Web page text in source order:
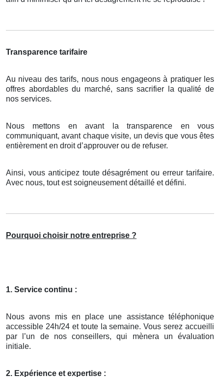
Transparence tarifaire
Au niveau des tarifs, nous nous engageons à pratiquer les
offres abordables du marché, sans sacrifier la qualité de
nos services.
Nous mettons en avant la transparence en vous
communiquant, avant chaque visite, un devis que vous êtes
entièrement en droit d’approuver ou de refuser.
Ainsi, vous anticipez toute désagrément ou erreur tarifaire.
Avec nous, tout est soigneusement détaillé et défini.
Pourquoi choisir notre entreprise ?
1. Service continu :
Nous avons mis en place une assistance téléphonique
accessible 24h/24 et toute la semaine. Vous serez accueilli
par l’un de nos conseillers, qui mènera un évaluation
initiale.
2. Expérience et expertise :